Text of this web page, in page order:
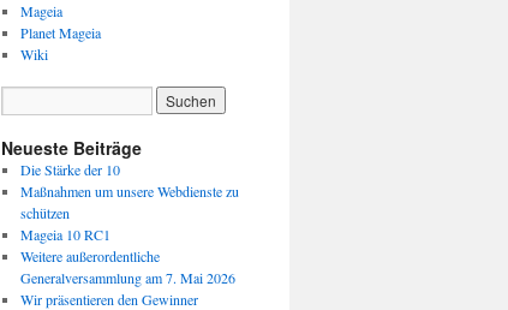
Mageia
Planet Mageia
Wiki
Neueste Beiträge
Die Stärke der 10
Maßnahmen um unsere Webdienste zu
schützen
Mageia 10 RC1
Weitere außerordentliche
Generalversammlung am 7. Mai 2026
Wir präsentieren den Gewinner